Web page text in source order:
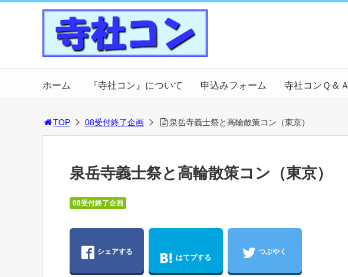
ホーム 『寺社コン』について 申込みフォーム 寺社コンＱ＆Ａ
TOP 08受付終了企画 泉岳寺義士祭と高輪散策コン（東京）
泉岳寺義士祭と高輪散策コン（東京）
08受付終了企画
シェアする
はてブする
つぶやく